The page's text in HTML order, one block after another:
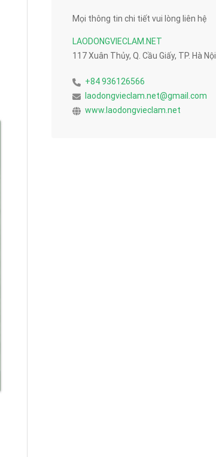
Mọi thông tin chi tiết vui lòng liên hệ
LAODONGVIECLAM.NET
117 Xuân Thủy, Q. Cầu Giấy, TP. Hà Nội
+84 936126566
laodongvieclam.net@gmail.com
www.laodongvieclam.net